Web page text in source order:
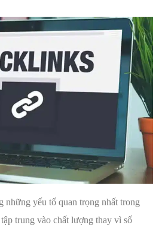
những yếu tố quan trọng nhất trong
trung vào chất lượng thay vì số